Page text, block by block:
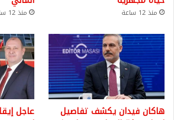
منذ 12 ساعة منذ 12 ساعة
هاكان فيدان يكشف تفاصيل عاجل